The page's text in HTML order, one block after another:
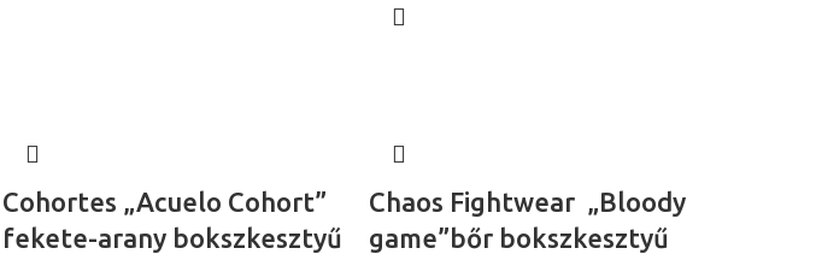
Cohortes „Acuelo Cohort”
fekete-arany bokszkesztyű
Chaos Fightwear „Bloody
game”bőr bokszkesztyű